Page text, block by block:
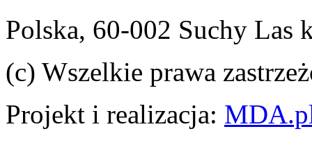
Polska, 60-002 Suchy Las
(c) Wszelkie prawa
Projekt i realizacja: